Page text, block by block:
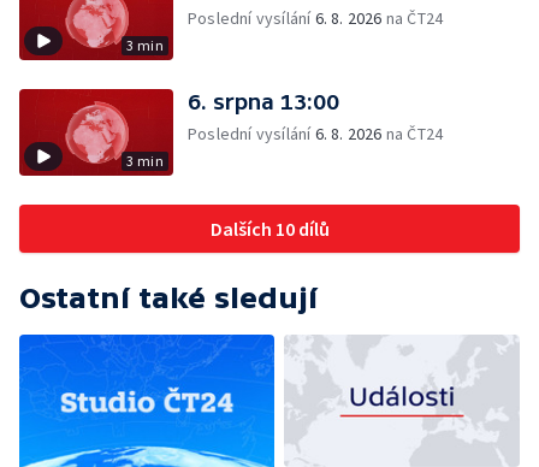
3 min
Poslední vysílání6. 8. 2026 na ČT24
3 min
6. srpna 13:00
Poslední vysílání6. 8. 2026 na ČT24
Dalších 10 dílů
Ostatní také sledují